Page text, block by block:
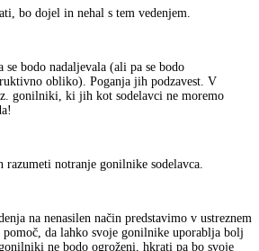
bo dojel in nehal s tem vedenjem.
se bodo nadaljevala (ali pa se bodo
obliko). Poganja jih podzavest. V
gonilniki, ki jih kot sodelavci ne moremo
notranje gonilnike sodelavca.
na nenasilen način predstavimo v ustreznem
da lahko svoje gonilnike uporablja bolj
ne bodo ogroženi, hkrati pa bo svoje